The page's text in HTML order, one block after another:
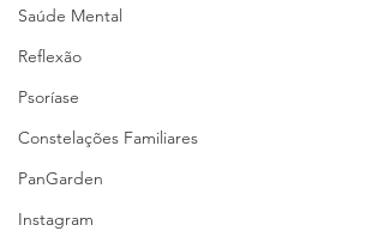
Saúde Mental
Reflexão
Psoríase
Constelações Familiares
PanGarden
Instagram